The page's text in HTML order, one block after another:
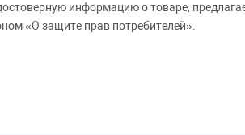
информацию о товаре,
«О защите прав потребителей».